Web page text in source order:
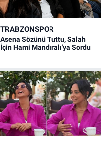
TRABZONSPOR
Asena Sözünü Tuttu, Salah
İçin Hami Mandıralı'ya Sordu